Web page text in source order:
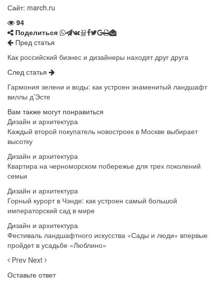
Сайт: march.ru
94
Поделиться
Пред статья
Как российский бизнес и дизайнеры находят друг друга
След статья
Гармония зелени и воды: как устроен знаменитый ландшафт
виллы д’Эсте
Вам также могут понравиться
Дизайн и архитектура
Каждый второй покупатель новостроек в Москве выбирает
высотку
Дизайн и архитектура
Квартира на черноморском побережье для трех поколений
семьи
Дизайн и архитектура
Горный курорт в Чэнде: как устроен самый большой
императорский сад в мире
Дизайн и архитектура
Фестиваль ландшафтного искусства «Сады и люди» впервые
пройдет в усадьбе «Люблино»
Prev Next
Оставьте ответ